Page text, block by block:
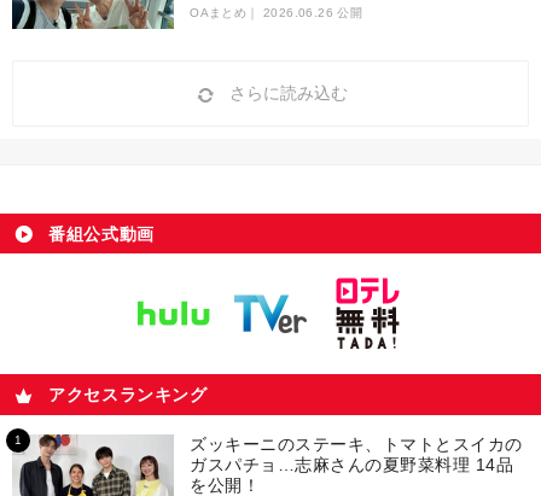
OAまとめ｜ 2026.06.26 公開
さらに読み込む
番組公式動画
アクセスランキング
ズッキーニのステーキ、トマトとスイカの
ガスパチョ…志麻さんの夏野菜料理 14品
を公開！